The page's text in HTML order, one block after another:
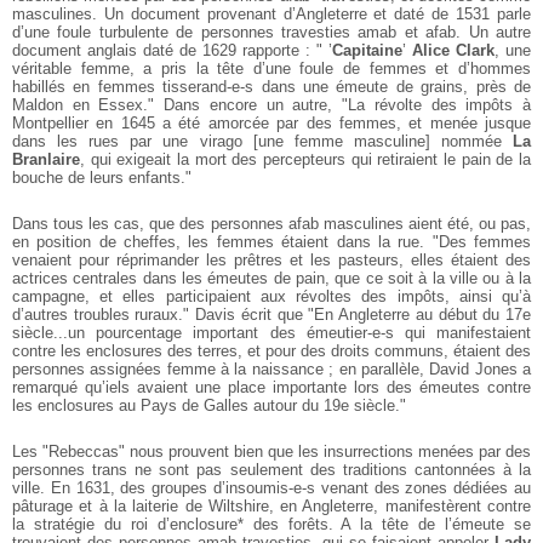
masculines. Un document provenant d’Angleterre et daté de 1531 parle
d’une foule turbulente de personnes travesties amab et afab. Un autre
document anglais daté de 1629 rapporte : " ’Capitaine’ Alice Clark, une
véritable femme, a pris la tête d’une foule de femmes et d’hommes
habillés en femmes tisserand-e-s dans une émeute de grains, près de
Maldon en Essex." Dans encore un autre, "La révolte des impôts à
Montpellier en 1645 a été amorcée par des femmes, et menée jusque
dans les rues par une virago [une femme masculine] nommée
La
Branlaire, qui exigeait la mort des percepteurs qui retiraient le pain de la
bouche de leurs enfants."
Dans tous les cas, que des personnes afab masculines aient été, ou pas,
en position de cheffes, les femmes étaient dans la rue. "Des femmes
venaient pour réprimander les prêtres et les pasteurs, elles étaient des
actrices centrales dans les émeutes de pain, que ce soit à la ville ou à la
campagne, et elles participaient aux révoltes des impôts, ainsi qu’à
d’autres troubles ruraux." Davis écrit que "En Angleterre au début du 17e
siècle...un pourcentage important des émeutier-e-s qui manifestaient
contre les enclosures des terres, et pour des droits communs, étaient des
personnes assignées femme à la naissance ; en parallèle, David Jones a
remarqué qu’iels avaient une place importante lors des émeutes contre
les enclosures au Pays de Galles autour du 19e siècle."
Les "Rebeccas" nous prouvent bien que les insurrections menées par des
personnes trans ne sont pas seulement des traditions cantonnées à la
ville. En 1631, des groupes d’insoumis-e-s venant des zones dédiées au
pâturage et à la laiterie de Wiltshire, en Angleterre, manifestèrent contre
la stratégie du roi d’enclosure* des forêts. A la tête de l’émeute se